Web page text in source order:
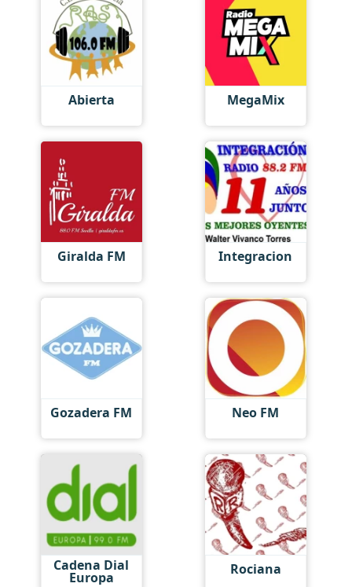
Abierta MegaMix
Giralda FM Integracion
Gozadera FM Neo FM
Cadena Dial
Europa Rociana